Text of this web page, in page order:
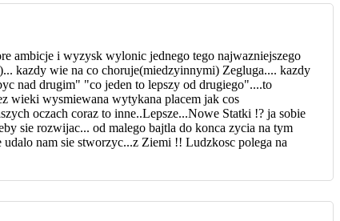
ambicje i wyzysk wylonic jednego tego najwazniejszego
kazdy wie na co choruje(miedzyinnymi) Zegluga.... kazdy
nad drugim" "co jeden to lepszy od drugiego"....to
wieki wysmiewana wytykana placem jak cos
oczach coraz to inne..Lepsze...Nowe Statki !? ja sobie
sie rozwijac... od malego bajtla do konca zycia na tym
nam sie stworzyc...z Ziemi !! Ludzkosc polega na